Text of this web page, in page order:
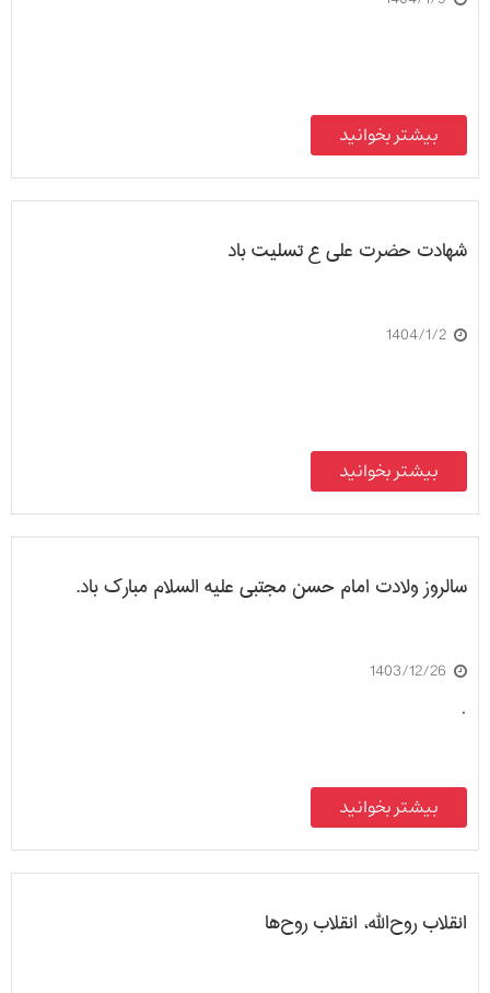
بیشتر بخوانید
شهادت حضرت علی ع تسلیت باد
1404/1/2
بیشتر بخوانید
سالروز ولادت امام حسن مجتبی علیه السلام مبارک باد.
1403/12/26
.
بیشتر بخوانید
انقلاب روح‌الله، انقلاب روح‌ها